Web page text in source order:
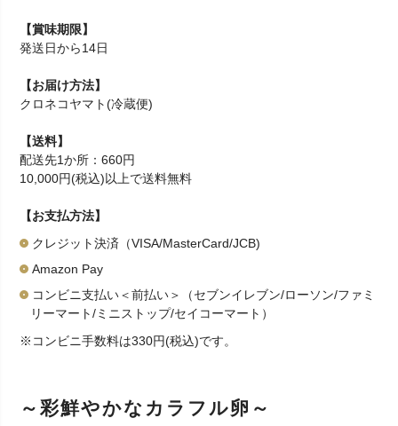
【賞味期限】
発送日から14日
【お届け方法】
クロネコヤマト(冷蔵便)
【送料】
配送先1か所：660円
10,000円(税込)以上で送料無料
【お支払方法】
クレジット決済（VISA/MasterCard/JCB)
Amazon Pay
コンビニ支払い＜前払い＞（セブンイレブン/ローソン/ファミ
リーマート/ミニストップ/セイコーマート）
※コンビニ手数料は330円(税込)です。
～彩鮮やかなカラフル卵～